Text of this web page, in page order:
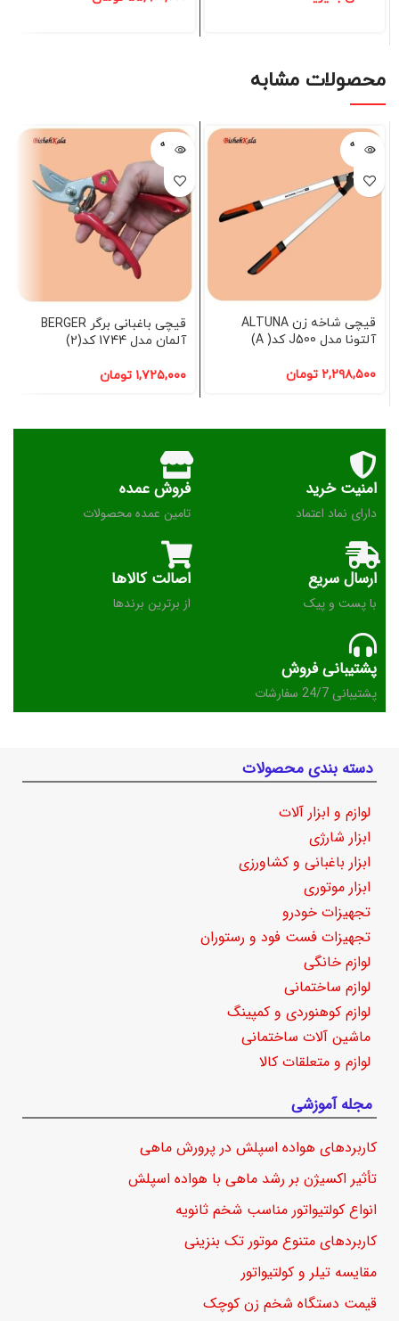
محصولات مشابه
فروخته
شده
قیچی شاخه زن ALTUNA
آلتونا مدل J500 کد( A)
۲,۲۹۸,۵۰۰ تومان
فروخته
شده
قیچی باغبانی برگر BERGER
آلمان مدل 1744 کد(2)
۱,۷۲۵,۰۰۰ تومان
امنیت خرید
دارای نماد اعتماد
فروش عمده
تامین عمده محصولات
ارسال سریع
با پست و پیک
اصالت کالاها
از برترین برندها
پشتیبانی فروش
پشتیبانی 24/7 سفارشات
دسته بندی محصولات
لوازم و ابزار آلات
ابزار شارژی
ابزار باغبانی و کشاورزی
ابزار موتوری
تجهیزات خودرو
تجهیزات فست فود و رستوران
لوازم خانگی
لوازم ساختمانی
لوازم کوهنوردی و کمپینگ
ماشین آلات ساختمانی
لوازم و متعلقات کالا
مجله آموزشی
کاربردهای هواده اسپلش در پرورش ماهی
تأثیر اکسیژن بر رشد ماهی با هواده اسپلش
انواع کولتیواتور مناسب شخم ثانویه
کاربردهای متنوع موتور تک بنزینی
مقایسه تیلر و کولتیواتور
قیمت دستگاه شخم زن کوچک